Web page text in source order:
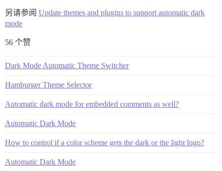
另请参阅 Update themes and plugins to support automatic dark
mode
56 个赞
Dark Mode Automatic Theme Switcher
Hamburger Theme Selector
Automatic dark mode for embedded comments as well?
Automatic Dark Mode
How to control if a color scheme gets the dark or the light logo?
Automatic Dark Mode